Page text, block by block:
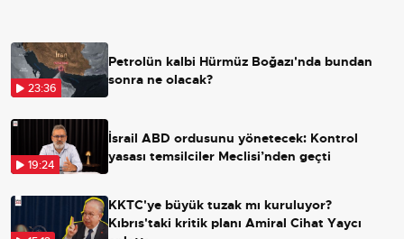
23:36
Petrolün kalbi Hürmüz Boğazı'nda bundan
sonra ne olacak?
19:24
İsrail ABD ordusunu yönetecek: Kontrol
yasası temsilciler Meclisi’nden geçti
KKTC'ye büyük tuzak mı kuruluyor?
Kıbrıs'taki kritik planı Amiral Cihat Yaycı